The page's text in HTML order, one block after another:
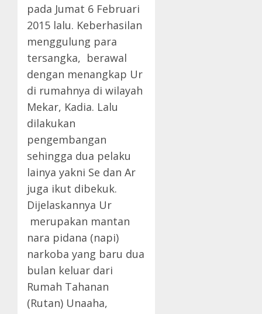
pada Jumat 6 Februari
2015 lalu. Keberhasilan
menggulung para
tersangka, berawal
dengan menangkap Ur
di rumahnya di wilayah
Mekar, Kadia. Lalu
dilakukan
pengembangan
sehingga dua pelaku
lainya yakni Se dan Ar
juga ikut dibekuk.
Dijelaskannya Ur
merupakan mantan
nara pidana (napi)
narkoba yang baru dua
bulan keluar dari
Rumah Tahanan
(Rutan) Unaaha,